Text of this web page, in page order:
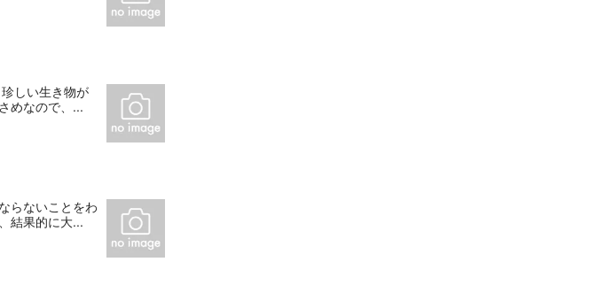
しい生き物が
めなので、...
らないことをわ
結果的に大...